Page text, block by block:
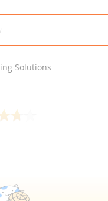
Solutions